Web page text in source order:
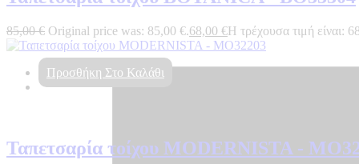
85,00€ Original price was: 85,00 €.68,00 €Η τρέχουσα τιμή είναι:
Προσθήκη Στο Καλάθι
Ταπετσαρία τοίχου MODERNISTA -